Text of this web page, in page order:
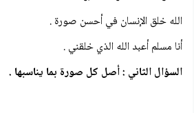
الله خلق الإنسان في أحسن صورة .
أنا مسلم أعبد الله الذي خلقني .
السؤال الثاني : أصل كل صورة بما يناسبها .